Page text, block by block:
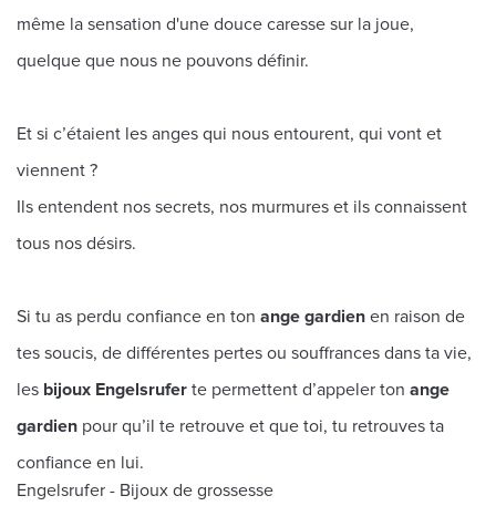
même la sensation d'une douce caresse sur la joue,
quelque que nous ne pouvons définir.
Et si c’étaient les anges qui nous entourent, qui vont et
viennent ?
Ils entendent nos secrets, nos murmures et ils connaissent
tous nos désirs.
Si tu as perdu confiance en ton ange gardien en raison de
tes soucis, de différentes pertes ou souffrances dans ta vie,
les bijoux Engelsrufer te permettent d’appeler ton ange
gardien pour qu’il te retrouve et que toi, tu retrouves ta
confiance en lui.
Engelsrufer - Bijoux de grossesse